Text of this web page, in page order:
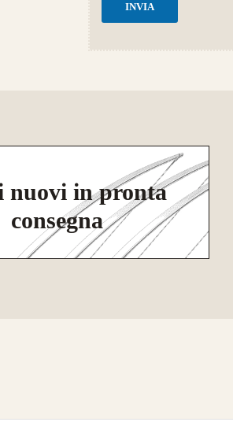
INVIA
nuovi in pronta
consegna